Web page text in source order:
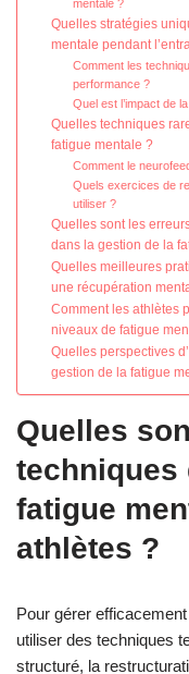
mentale ?
Quelles stratégies
mentale pendant
Comment les
performance ?
Quel est l’impact de
Quelles techniques
fatigue mentale ?
Comment le
Quels exercices de
utiliser ?
Quelles sont les
dans la gestion de la
Quelles meilleures
une récupération
Comment les athlètes
niveaux de fatigue
Quelles perspectives
gestion de la fatigue
Quelles
techniques
fatigue
athlètes ?
Pour gérer
utiliser des techniques
structuré, la